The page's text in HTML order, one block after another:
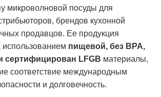
микроволновой посуды для
брендов кухонной
продавцов. Ее продукция
использованием пищевой, без BPA,
сертифицирован LFGB материалы,
соответствие международным
и долговечность.